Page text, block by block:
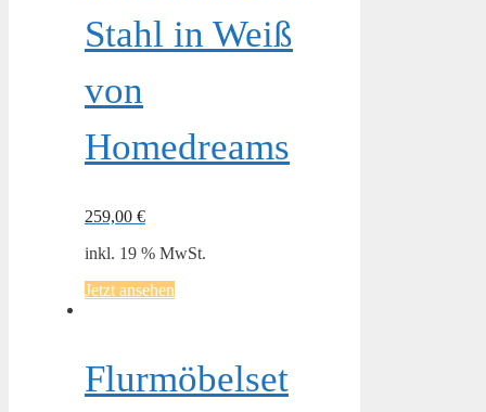
Stahl in Weiß
von
Homedreams
259,00 €
inkl. 19 % MwSt.
Jetzt ansehen
Flurmöbelset